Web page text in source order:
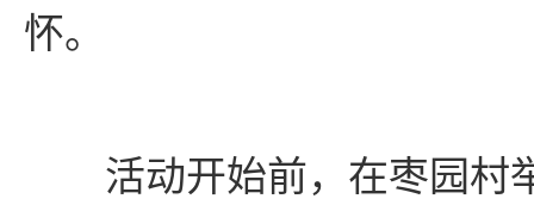
怀。
活动开始前，在枣园村